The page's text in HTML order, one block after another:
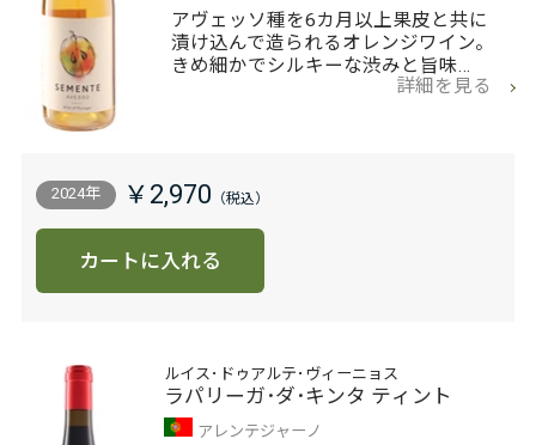
アヴェッソ種を6カ月以上果皮と共に
漬け込んで造られるオレンジワイン。
きめ細かでシルキーな渋みと旨味…
詳細を見る
2024年 ￥2,970
カートに入れる
ルイス･ドゥアルテ･ヴィーニョス
ラパリーガ･ダ･キンタ ティント
アレンテジャーノ